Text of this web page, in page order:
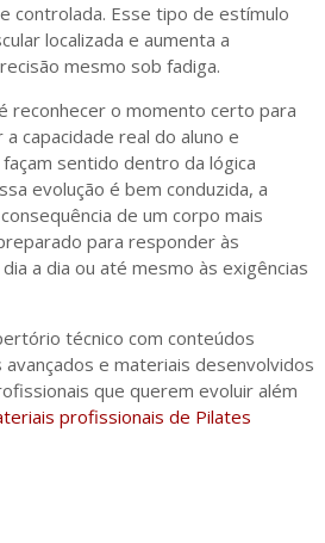
controlada. Esse tipo de estímulo
localizada e aumenta a
mesmo sob fadiga.
reconhecer o momento certo para
capacidade real do aluno e
sentido dentro da lógica
evolução é bem conduzida, a
de um corpo mais
para responder às
a dia ou até mesmo às exigências
técnico com conteúdos
e materiais desenvolvidos
que querem evoluir além
profissionais de Pilates